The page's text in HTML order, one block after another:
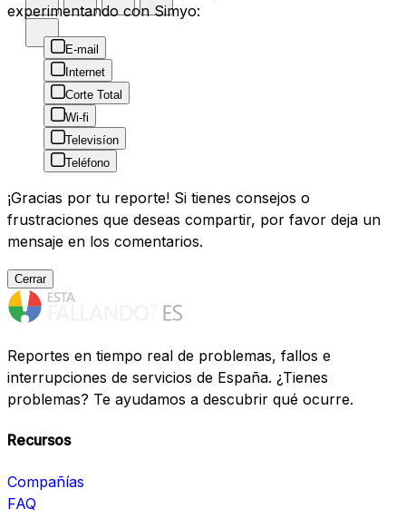
experimentando con Simyo:
E-mail
Internet
Corte Total
Wi-fi
Televisíon
Teléfono
¡Gracias por tu reporte! Si tienes consejos o
frustraciones que deseas compartir, por favor deja un
mensaje en los comentarios.
Cerrar
Reportes en tiempo real de problemas, fallos e
interrupciones de servicios de España. ¿Tienes
problemas? Te ayudamos a descubrir qué ocurre.
Recursos
Compañías
FAQ